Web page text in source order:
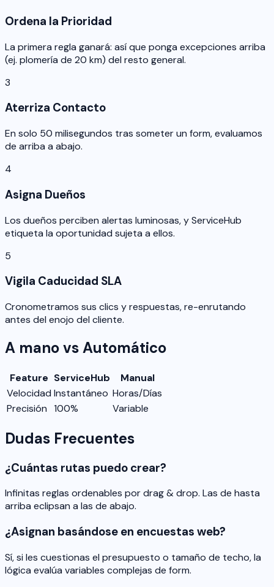
Ordena la Prioridad
La primera regla ganará: así que ponga excepciones arriba
(ej. plomería de 20 km) del resto general.
3
Aterriza Contacto
En solo 50 milisegundos tras someter un form, evaluamos
de arriba a abajo.
4
Asigna Dueños
Los dueños perciben alertas luminosas, y ServiceHub
etiqueta la oportunidad sujeta a ellos.
5
Vigila Caducidad SLA
Cronometramos sus clics y respuestas, re-enrutando
antes del enojo del cliente.
A mano vs Automático
Feature ServiceHub
Manual
Velocidad Instantáneo Horas/Días
Precisión 100% Variable
Dudas Frecuentes
¿Cuántas rutas puedo crear?
Infinitas reglas ordenables por drag & drop. Las de hasta
arriba eclipsan a las de abajo.
¿Asignan basándose en encuestas web?
Sí, si les cuestionas el presupuesto o tamaño de techo, la
lógica evalúa variables complejas de form.